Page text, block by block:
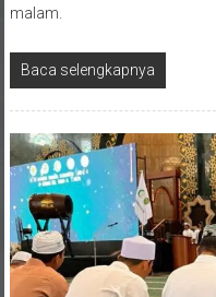
malam.
Baca selengkapnya